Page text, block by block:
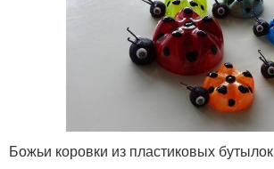
Божьи коровки из пластиковых бутылок